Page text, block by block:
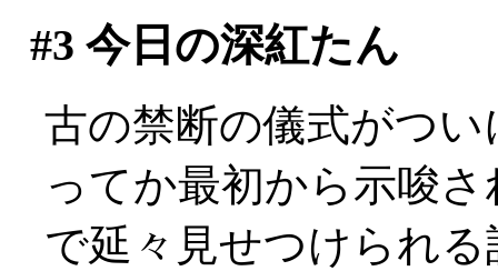
#3 今日の深紅たん
古の禁断の儀式がつ
ってか最初から示唆
で延々見せつけられ